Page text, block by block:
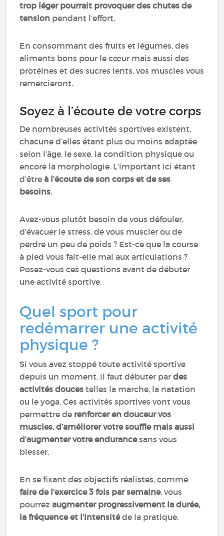
trop léger pourrait provoquer des chutes de
tension pendant l’effort.
En consommant des fruits et légumes, des
aliments bons pour le cœur mais aussi des
protéines et des sucres lents, vos muscles vous
remercieront.
Soyez à l’écoute de votre corps
De nombreuses activités sportives existent,
chacune d’elles étant plus ou moins adaptée
selon l’âge, le sexe, la condition physique ou
encore la morphologie. L’important ici étant
d’êtreà l’écoute de son corps et de ses
besoins.
Avez-vous plutôt besoin de vous défouler,
d’évacuer le stress, de vous muscler ou de
perdre un peu de poids ? Est-ce que la course
à pied vous fait-elle mal aux articulations ?
Posez-vous ces questions avant de débuter
une activité sportive.
Quel sport pour
redémarrer une activité
physique ?
Si vous avez stoppé toute activité sportive
depuis un moment, il faut débuter pardes
activités douces telles la marche, la natation
ou le yoga. Ces activités sportives vont vous
permettre de renforcer en douceur vos
muscles, d’améliorer votre souffle mais aussi
d’augmenter votre endurancesans vous
blesser.
En se fixant des objectifs réalistes, comme
faire de l’exercice 3 fois par semaine, vous
pourrezaugmenter progressivement la durée,
la fréquence et l’intensitéde la pratique.